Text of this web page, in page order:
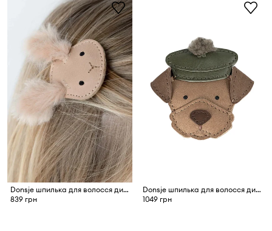
Donsje шпилька для волосся дитяча шкіряна Josy Exclusive Hairclip Fluffy Bunny
839 грн
Donsje шпилька для волосся дитяча шкіряна Stanzen Clip Terrier
1049 грн